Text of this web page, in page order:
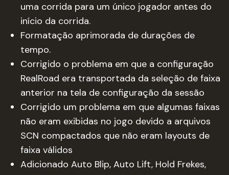
uma corrida para um único jogador antes do
início da corrida.
Formatação aprimorada de durações de
tempo.
Corrigido o problema em que a configuração
RealRoad era transportada da seleção de faixa
anterior na tela de configuração da sessão
Corrigido um problema em que algumas faixas
não eram exibidas no jogo devido a arquivos
SCN compactados que não eram layouts de
faixa válidos
Adicionado Auto Blip, Auto Lift, Hold Frekes,